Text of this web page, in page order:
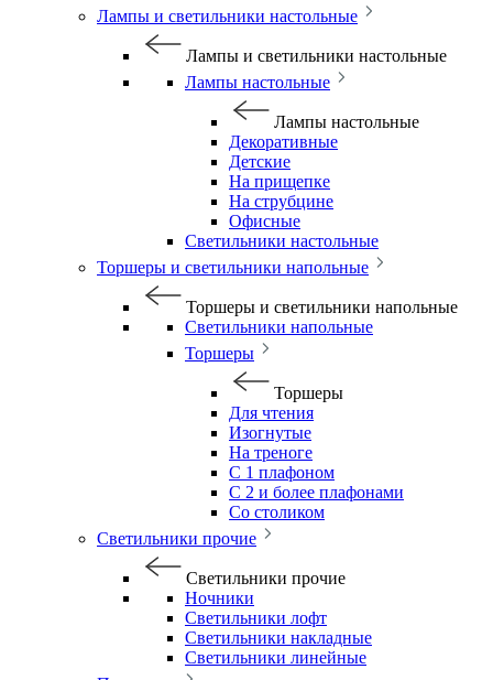
Лампы и светильники настольные
Лампы и светильники настольные
Лампы настольные
Лампы настольные
Декоративные
Детские
На прищепке
На струбцине
Офисные
Светильники настольные
Торшеры и светильники напольные
Торшеры и светильники напольные
Светильники напольные
Торшеры
Торшеры
Для чтения
Изогнутые
На треноге
С 1 плафоном
С 2 и более плафонами
Со столиком
Светильники прочие
Светильники прочие
Ночники
Светильники лофт
Светильники накладные
Светильники линейные